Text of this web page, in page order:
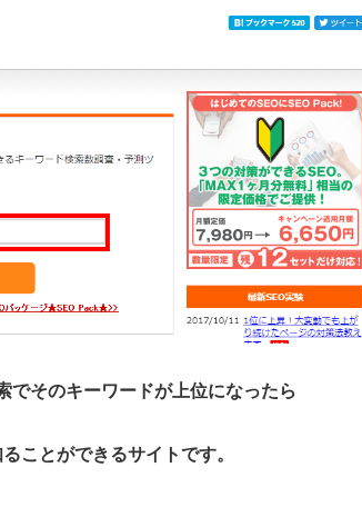
でそのキーワードが上位になったら
ことができるサイトです。